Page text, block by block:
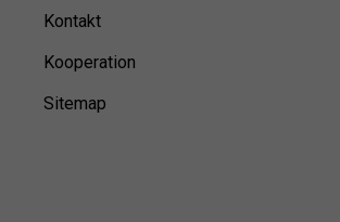
Kontakt
Kooperation
Sitemap